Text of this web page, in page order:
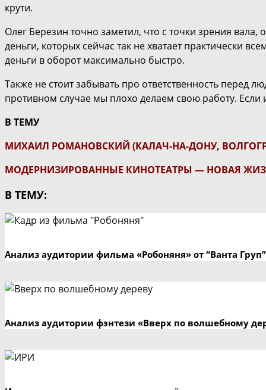
крути.
Олег Березин точно заметил, что с точки зрения
деньги, которых сейчас так не хватает практически
деньги в оборот максимально быстро.
Также не стоит забывать про ответственность перед
противном случае мы плохо делаем свою работу.
В ТЕМУ
МИХАИЛ РОМАНОВСКИЙ (КАЛАЧ-НА-ДОНУ,
МОДЕРНИЗИРОВАННЫЕ КИНОТЕАТРЫ — НОВАЯ
В ТЕМУ:
Анализ аудитории фильма «Робоняня» от “Ванта Груп”
Анализ аудитории фэнтези «Вверх по волшебному